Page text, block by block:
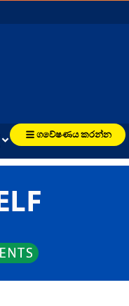
ගවේෂණය කරන්න